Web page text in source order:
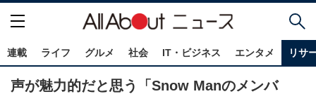
連載 ライフ グルメ 社会 IT・ビジネス エンタメ リサ
声が魅力的だと思う「Snow Manのメンバ